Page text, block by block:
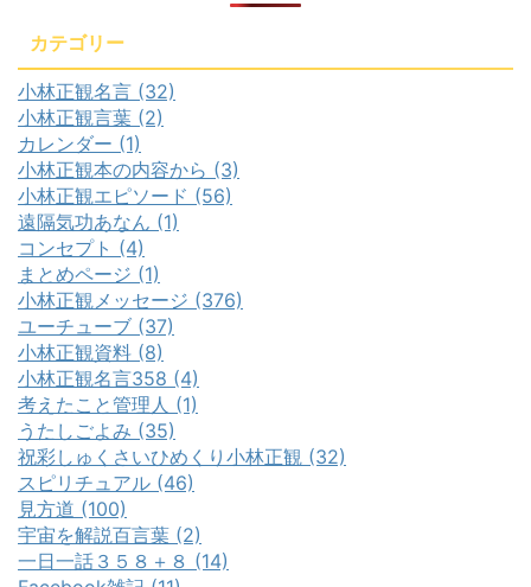
カテゴリー
小林正観名言 (32)
小林正観言葉 (2)
カレンダー (1)
小林正観本の内容から (3)
小林正観エピソード (56)
遠隔気功あなん (1)
コンセプト (4)
まとめページ (1)
小林正観メッセージ (376)
ユーチューブ (37)
小林正観資料 (8)
小林正観名言358 (4)
考えたこと管理人 (1)
うたしごよみ (35)
祝彩しゅくさいひめくり小林正観 (32)
スピリチュアル (46)
見方道 (100)
宇宙を解説百言葉 (2)
一日一話３５８＋８ (14)